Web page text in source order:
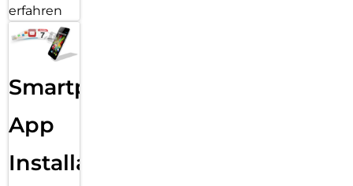
erfahren
Smartphone
App
Installation